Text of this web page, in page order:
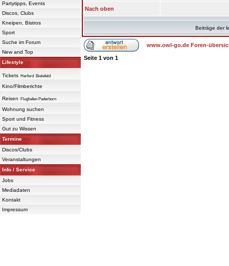
Partytipps, Events
Discos, Clubs
Kneipen, Bistros
Sport
Suche im Forum
New and Top
Lifestyle
Tickets Herford Bielefeld
Kino/Filmberichte
Reisen Flughafen Paderborn
Wohnung suchen
Sport und Fitness
Gut zu Wissen
Termine
Discos/Clubs
Veranstaltungen
Info / Service
Jobs
Mediadaten
Kontakt
Impressum
Nach oben
Beiträge der
www.owl-go.de Foren-
Seite 1 von 1